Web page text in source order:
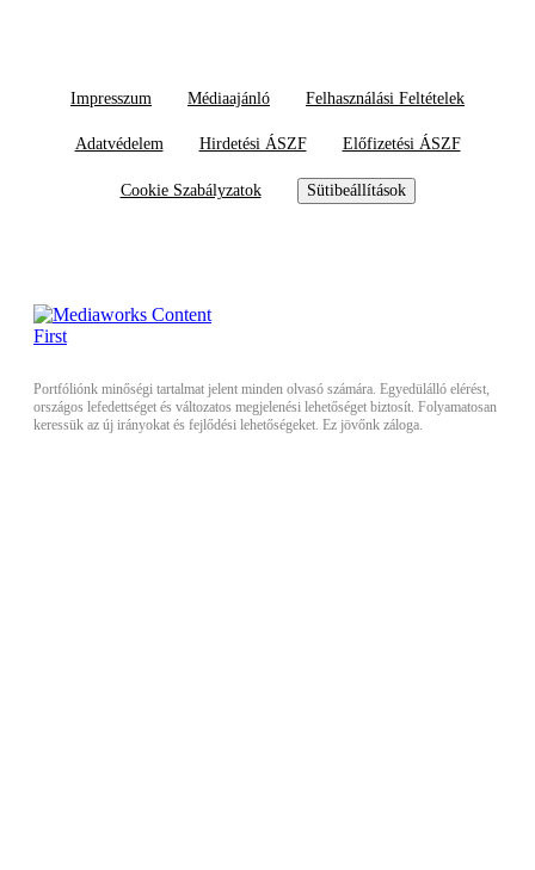
Impresszum Médiaajánló Felhasználási Feltételek
Adatvédelem Hirdetési ÁSZF Előfizetési ÁSZF
Cookie Szabályzatok Sütibeállítások
Portfóliónk minőségi tartalmat jelent minden olvasó számára. Egyedülálló elérést,
országos lefedettséget és változatos megjelenési lehetőséget biztosít. Folyamatosan
keressük az új irányokat és fejlődési lehetőségeket. Ez jövőnk záloga.